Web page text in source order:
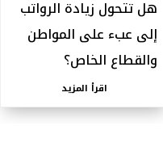
هل تتحول زيادة الرواتب
إلى عبء على المواطن
والقطاع الخاص؟
اقرأ المزيد